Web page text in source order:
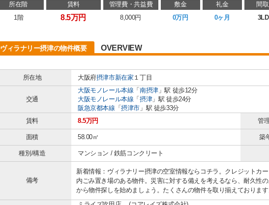
所在階 賃料 管理費・共益費 敷金 礼金 間取
1階
8.5万円 8,000円 0万円 0ヶ月
ヴィラナリー摂津の物件概要 OVERVIEW
所在地
大阪府摂津市新在家 １丁目
交通
大阪モノレール本線 「南摂津」駅 徒歩12分
大阪モノレール本線 「摂津」駅 徒歩24分
阪急京都本線 「摂津市 」駅 徒歩33分
賃料
8.5万円 管
面積 58.00㎡ 築
種別/構造 マンション / 鉄筋コンクリート
備考
新着情報：ヴィラナリー摂津の空室情報ならコチラ。クレジットカ
内ごみ置き場のある物件。災害に対する備えを考えるなら、耐久性
から物件探しを始めましょう。たくさんの物件を取り揃えております